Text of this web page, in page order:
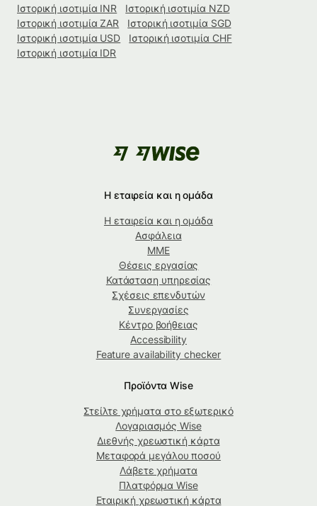
Ιστορική ισοτιμία INR
Ιστορική ισοτιμία NZD
Ιστορική ισοτιμία ZAR
Ιστορική ισοτιμία SGD
Ιστορική ισοτιμία USD
Ιστορική ισοτιμία CHF
Ιστορική ισοτιμία IDR
Η εταιρεία και η ομάδα
Η εταιρεία και η ομάδα
Ασφάλεια
ΜΜΕ
Θέσεις εργασίας
Κατάσταση υπηρεσίας
Σχέσεις επενδυτών
Συνεργασίες
Κέντρο βοήθειας
Accessibility
Feature availability checker
Προϊόντα Wise
Στείλτε χρήματα στο εξωτερικό
Λογαριασμός Wise
Διεθνής χρεωστική κάρτα
Μεταφορά μεγάλου ποσού
Λάβετε χρήματα
Πλατφόρμα Wise
Εταιρική χρεωστική κάρτα